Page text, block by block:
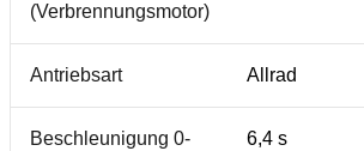
(Verbrennungsmotor)
Antriebsart Allrad
Beschleunigung 0-
6,4 s